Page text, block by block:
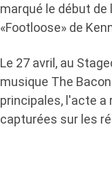
marqué le début de
«Footloose» de
Le 27 avril, au
musique The
principales, l'acte a
capturées sur les